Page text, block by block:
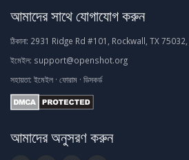
আমাদের সাথে যোগাযোগ করুন
ঠিকানা: 2931 Ridge Rd #101, Rockwall, TX
ইমেইল: support@openshot.org
সহায়তা: ইমেইল · ফোরাম · ডিসকর্ড
আমাদের অনুসরণ করুন